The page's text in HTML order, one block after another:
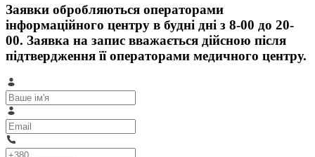
Заявки обробляються операторами
інформаційного центру в будні дні з 8-00 до 20-
00. Заявка на запис вважається дійсною після
підтвердження її операторами медичного центру.